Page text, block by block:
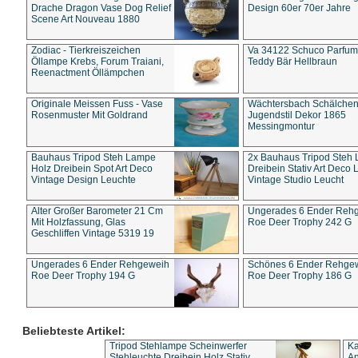
Drache Dragon Vase Dog Relief
Scene Art Nouveau 1880
Design 60er 70er Jahre
Zodiac - Tierkreiszeichen
Öllampe Krebs, Forum Traiani,
Reenactment Öllämpchen
Va 34122 Schuco
Teddy Bär Hellbraun
Originale Meissen Fuss - Vase
Rosenmuster Mit Goldrand
Wächtersbach Schälchen
Jugendstil Dekor 1865
Messingmontur
Bauhaus Tripod Steh Lampe
Holz Dreibein Spot Art Deco
Vintage Design Leuchte
2x Bauhaus Tripod Steh
Dreibein Stativ Art Deco
Vintage Studio Leucht
Alter Großer Barometer 21 Cm
Mit Holzfassung, Glas
Geschliffen Vintage 5319 19
Ungerades 6 Ender
Roe Deer Trophy 242 G
Ungerades 6 Ender Rehgeweih
Roe Deer Trophy 194 G
Schönes 6 Ender
Roe Deer Trophy 186 G
Beliebteste Artikel:
Tripod Stehlampe Scheinwerfer